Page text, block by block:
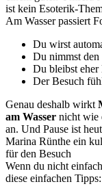
ist kein Esoterik-
Am Wasser passiert
Du wirst
Du nimmst den
Du bleibst eher
Der Besuch
Genau deshalb wirkt
am Wasser nicht wie
an. Und Pause ist
Marina Rünthe ein
für den Besuch
Wenn du nicht
diese einfachen Tipps: